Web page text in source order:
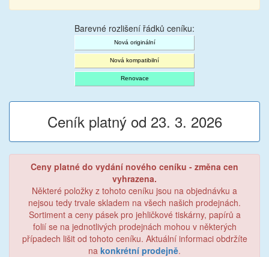
Barevné rozlišení řádků ceníku:
Nová originální
Nová kompatibilní
Renovace
Ceník platný od 23. 3. 2026
Ceny platné do vydání nového ceníku - změna cen
vyhrazena.
Některé položky z tohoto ceníku jsou na objednávku a
nejsou tedy trvale skladem na všech našich prodejnách.
Sortiment a ceny pásek pro jehličkové tiskárny, papírů a
folií se na jednotlivých prodejnách mohou v některých
případech lišit od tohoto ceníku. Aktuální informaci obdržíte
na konkrétní prodejně.